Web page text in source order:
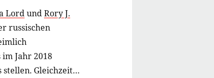
LordundRory J.
russischen
Jahr 2018
Gleichzeitig